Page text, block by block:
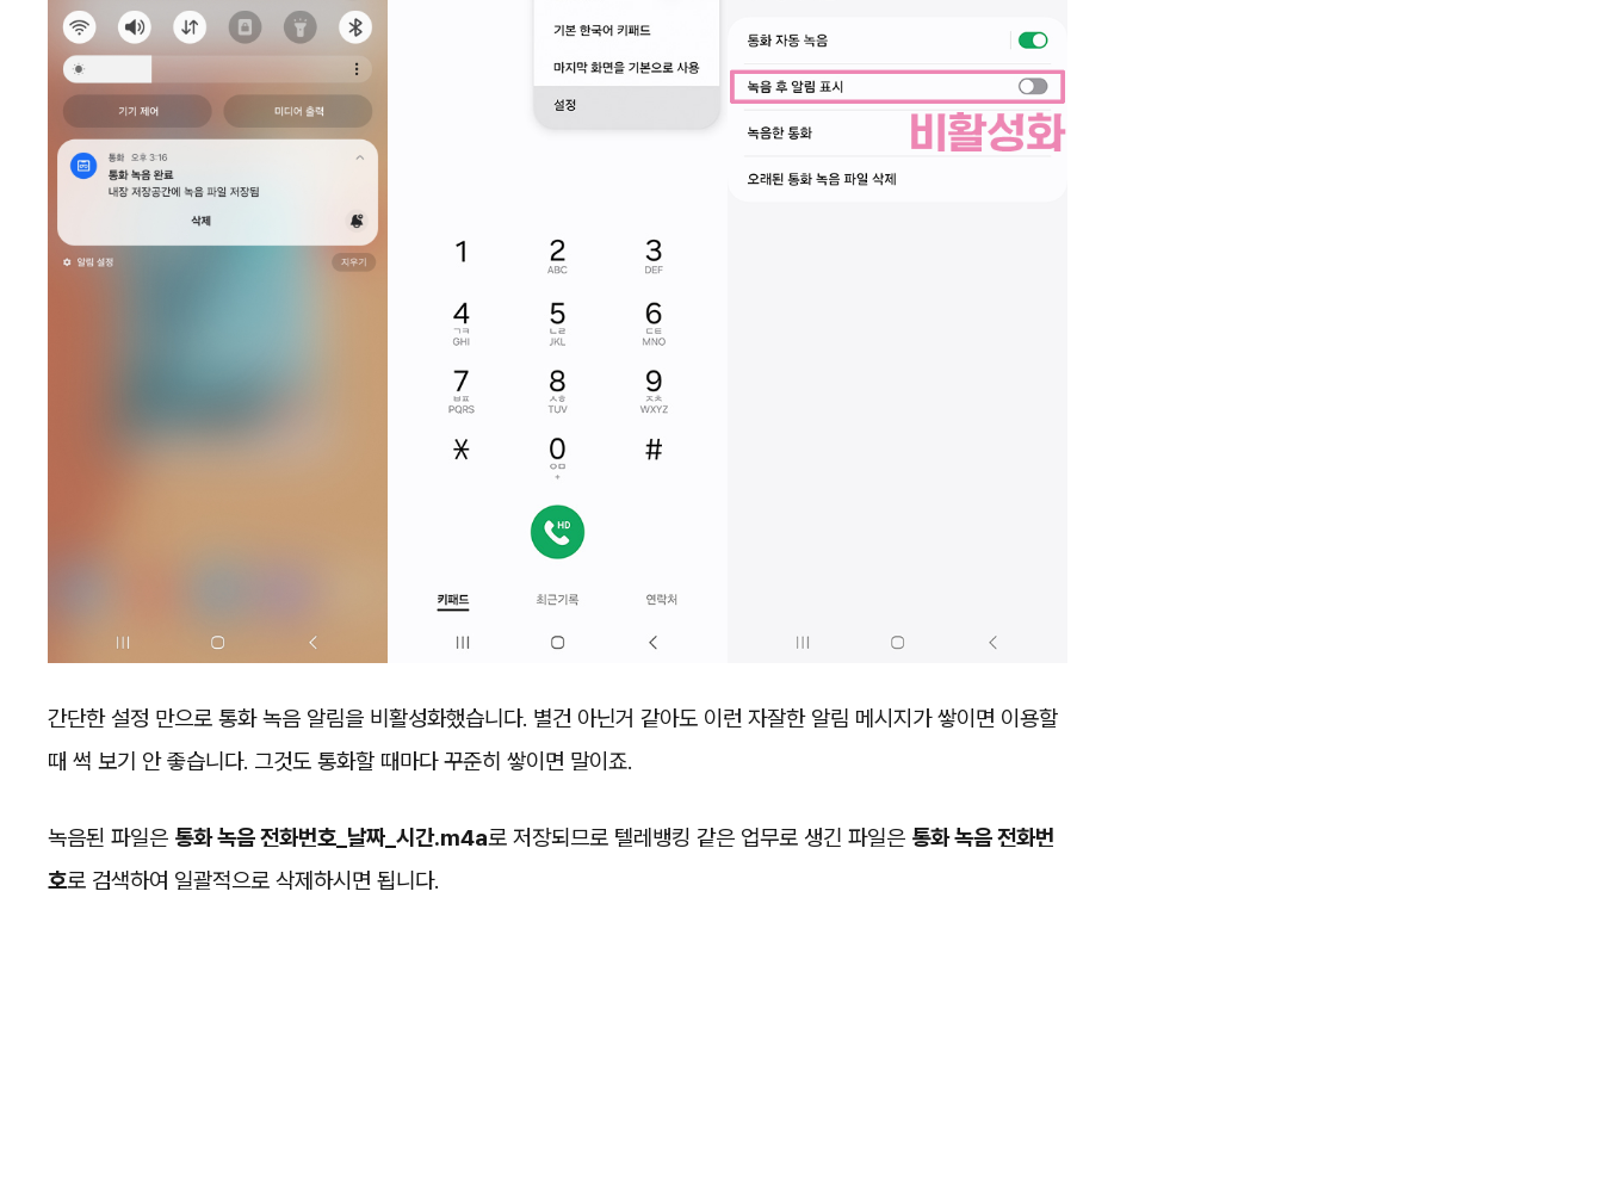
간단한 설정 만으로 통화 녹음 알림을 비활성화했습니다. 별건 아닌거 같아도 이런 자잘한 알림 메시지가 쌓이면 이용할
때 썩 보기 안 좋습니다. 그것도 통화할 때마다 꾸준히 쌓이면 말이죠.
녹음된 파일은 통화 녹음 전화번호_날짜_시간.m4a로 저장되므로 텔레뱅킹 같은 업무로 생긴 파일은 통화 녹음 전화번
호로 검색하여 일괄적으로 삭제하시면 됩니다.